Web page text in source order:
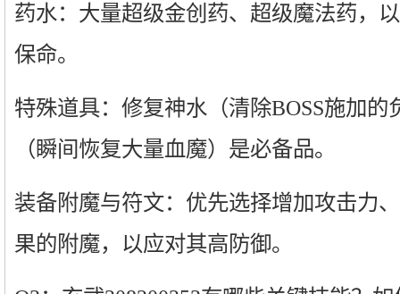
药水：大量超级金创药、超级魔法药，
保命。
特殊道具：修复神水（清除BOSS施加
（瞬间恢复大量血魔）是必备品。
装备附魔与符文：优先选择增加攻击力
果的附魔，以应对其高防御。